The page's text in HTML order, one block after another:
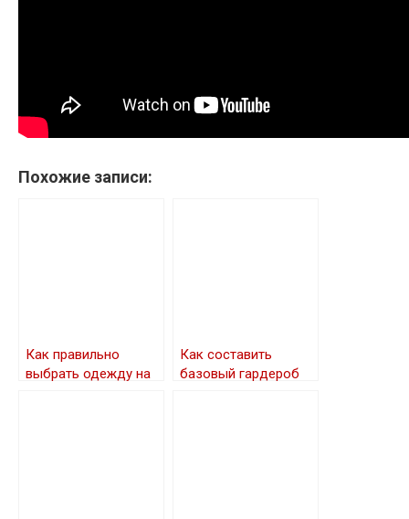
Похожие записи:
Как правильно
выбрать одежду на
Как составить
базовый гардероб